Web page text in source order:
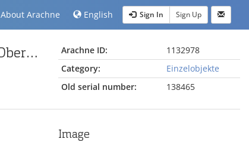
About Arachne English Sign In Sign Up
Fragment eines attisch-schwarzfigurigen Skyphos mit Oberkörper einer weiblichen Figur Arachne ID:
1132978
Category:
Einzelobjekte
Old serial number:
138465
Image